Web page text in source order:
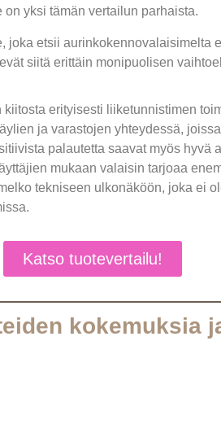
yksi tämän vertailun parhaista.
joka etsii aurinkokennovalaisimelta
siitä erittäin monipuolisen
erityisesti liiketunnistimen
ja varastojen yhteydessä,
palautetta saavat myös hyvä
mukaan valaisin tarjoaa
tekniseen ulkonäköön, joka ei
Katso tuotevertailu!
kokemuksia